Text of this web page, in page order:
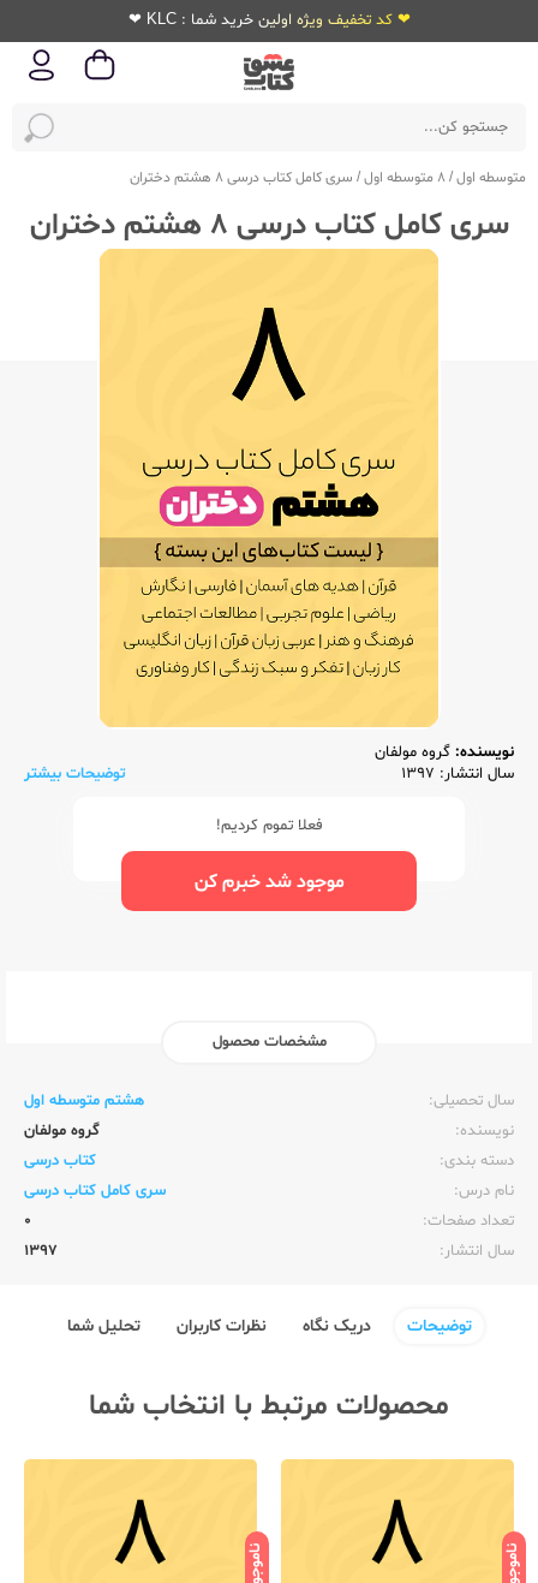
❤ کد تخفیف ویژه اولین خرید شما : KLC ❤
متوسطه اول/8 متوسطه اول / سری کامل کتاب درسی 8 هشتم دختران
سری کامل کتاب درسی 8 هشتم دختران
نویسنده: گروه مولفان
سال انتشار: 1397
توضیحات بیشتر
فعلا تموم کردیم!
موجود شد خبرم کن
مشخصات محصول
سال تحصیلی:‌
هشتم متوسطه اول
نویسنده:‌
گروه مولفان
دسته بندی:
کتاب درسی
نام درس:
سری کامل کتاب درسی
تعداد صفحات:‌
0
سال انتشار:‌
1397
توضیحات دریک نگاه نظرات کاربران تحلیل شما
محصولات مرتبط با انتخاب شما
ناموجود ناموجود